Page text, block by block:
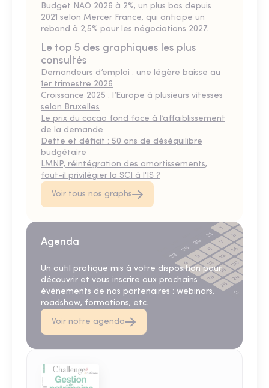
Budget NAO 2026 à 2%, un plus bas depuis
2021 selon Mercer France, qui anticipe un
rebond à 2,5% pour les négociations 2027.
Le top 5 des graphiques les plus
consultés
Demandeurs d’emploi : une légère baisse au
1er trimestre 2026
Croissance 2025 : l’Europe à plusieurs vitesses
selon Bruxelles
Le prix du cacao fond face à l’affaiblissement
de la demande
Dette et déficit : 50 ans de déséquilibre
budgétaire
LMNP, réintégration des amortissements,
faut-il privilégier la SCI à l'IS ?
Voir tous nos graphs
Agenda
Un outil pratique mis à votre disposition pour
découvrir et vous inscrire aux prochains
événements de nos partenaires : webinars,
roadshow, formations, etc.
Voir notre agenda